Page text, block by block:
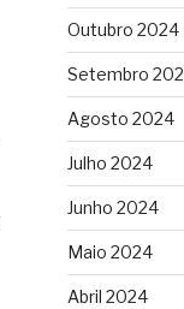
Outubro 2024
Setembro
Agosto 2024
Julho 2024
Junho 2024
Maio 2024
Abril 2024